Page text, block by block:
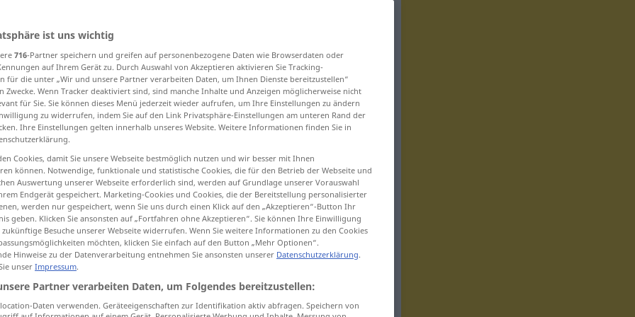
finster, düster, unheimlich
linker, e, es
,schlimm sinister
(tofür) sinisterunfavourable
ist uns wichtig
716-Partner speichern und greifen auf personenbezogene Daten wie Browserdaten oder
auf Ihrem Gerät zu. Durch Auswahl von Akzeptieren aktivieren Sie Tracking-
für die unter „Wir und unsere Partner verarbeiten Daten, um Ihnen Dienste bereitzustellen“
Zwecke. Wenn Tracker deaktiviert sind, sind manche Inhalte und Anzeigen möglicherweise nicht
für Sie. Sie können dieses Menü jederzeit wieder aufrufen, um Ihre Einstellungen zu ändern
zu widerrufen, indem Sie auf den Link Privatsphäre-Einstellungen am unteren Rand der
Ihre Einstellungen gelten innerhalb unseres Website. Weitere Informationen finden Sie in
Cookies, damit Sie unsere Webseite bestmöglich nutzen und wir besser mit Ihnen
können. Notwendige, funktionale und statistische Cookies, die für den Betrieb der Webseite und
Auswertung unserer Webseite erforderlich sind, werden auf Grundlage unserer Vorauswahl
Endgerät gespeichert. Marketing-Cookies und Cookies, die der Bereitstellung personalisierter
werden nur gespeichert, wenn Sie uns durch einen Klick auf den „Akzeptieren“-Button Ihr
geben. Klicken Sie ansonsten auf „Fortfahren ohne Akzeptieren“. Sie können Ihre Einwilligung
Besuche unserer Webseite widerrufen. Wenn Sie weitere Informationen zu den Cookies
möchten, klicken Sie einfach auf den Button „Mehr Optionen“.
Hinweise zu der Datenverarbeitung entnehmen Sie ansonsten unserer Datenschutzerklärung.
unser Impressum.
Partner verarbeiten Daten, um Folgendes bereitzustellen:
Daten verwenden. Geräteeigenschaften zur Identifikation aktiv abfragen. Speichern von